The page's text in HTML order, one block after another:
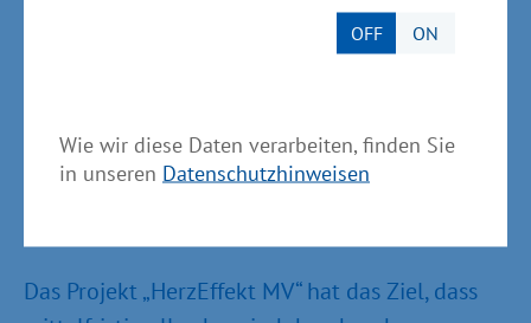
OFF ON
Wie wir diese Daten verarbeiten, finden Sie
in unseren Datenschutzhinweisen
Versorgungsleistungen. Ein weiterer neuer
Ansatz ist die „Portalpraxisklinik in Wolgast“, die
eine stationäre Versorgung verbindet.
Das Projekt „HerzEffekt MV“ hat das Ziel, dass